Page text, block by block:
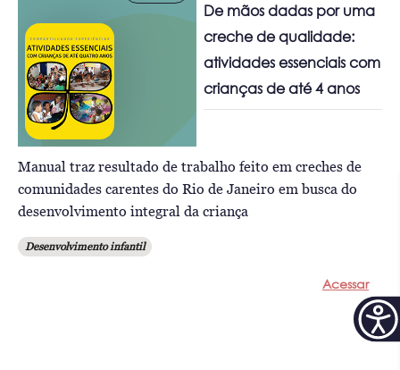
De mãos dadas por uma
creche de qualidade:
atividades essenciais com
crianças de até 4 anos
Manual traz resultado de trabalho feito em creches de
comunidades carentes do Rio de Janeiro em busca do
desenvolvimento integral da criança
Desenvolvimento infantil
Acessar